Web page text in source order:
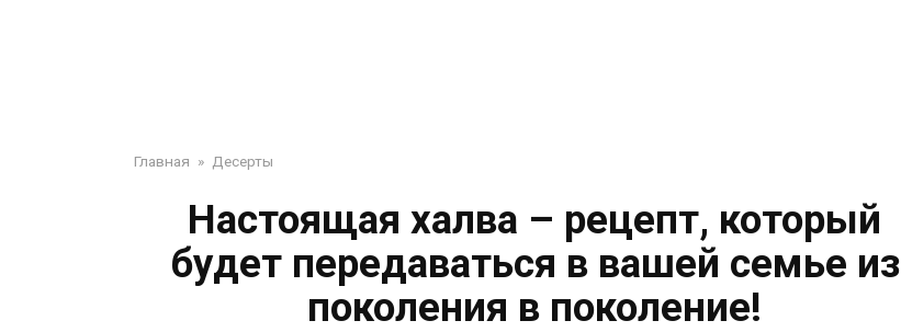
Главная » Десерты
Настоящая халва – рецепт, который
будет передаваться в вашей семье из
поколения в поколение!